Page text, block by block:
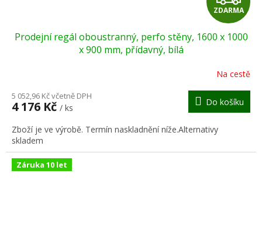
D
A
R
M
A
ZDARMA
Prodejní regál oboustranný, perfo stěny, 1600 x 1000
x 900 mm, přídavný, bílá
Na cestě
5 052,96 Kč včetně DPH
4 176 Kč / ks
Do košíku
Zboží je ve výrobě. Termín naskladnění níže.Alternativy
skladem
Záruka 10 let